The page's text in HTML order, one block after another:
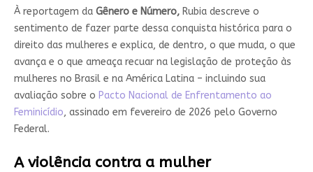
À reportagem da Gênero e Número, Rubia descreve o
sentimento de fazer parte dessa conquista histórica para o
direito das mulheres e explica, de dentro, o que muda, o que
avança e o que ameaça recuar na legislação de proteção às
mulheres no Brasil e na América Latina – incluindo sua
avaliação sobre o Pacto Nacional de Enfrentamento ao
Feminicídio, assinado em fevereiro de 2026 pelo Governo
Federal.
A violência contra a mulher